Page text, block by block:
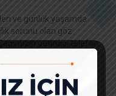
ve günlük yaşamda
sorunu olan göz
getirdiği telefon,
kullanılması da göz
pulse light” yoğun ışık
kuruluğu olan
daha iyi çalışır ve